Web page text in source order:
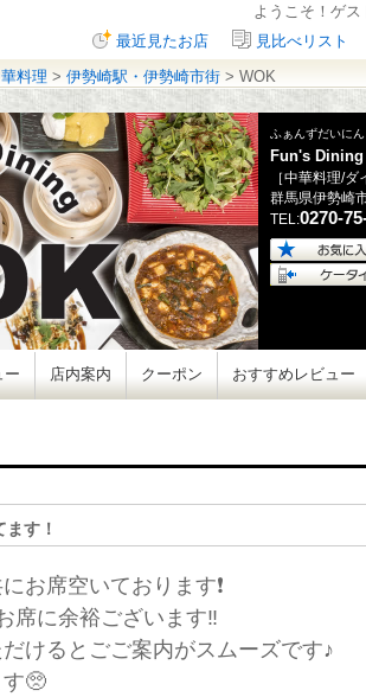
ようこそ！ゲス
見比べリスト
最近見たお店
料理 > 伊勢崎駅・伊勢崎市街 > WOK
ふぁんずだいに
Fun's Dining
［中華料理/ダ
群馬県伊勢崎
TEL:0270-
ー 店内案内 クーポン おすすめレビュー
す！
お席空いております❗️
席に余裕ございます‼️
けるとごご案内がスムーズです♪
🥺